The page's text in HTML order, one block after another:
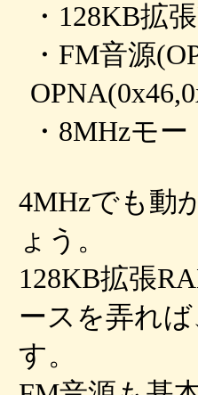
・128KB拡
・FM音源
・8MHzモー
4MHzでも動
ょう。
128KB拡張
ースを弄れ
す。